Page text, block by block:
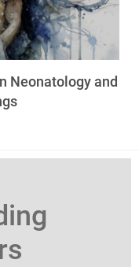
Neonatology and